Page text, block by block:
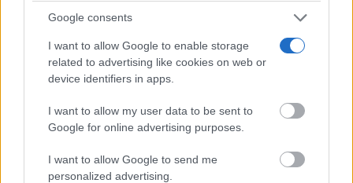
Google consents
I want to allow Google to enable storage
related to advertising like cookies on web or
device identifiers in apps.
I want to allow my user data to be sent to
Google for online advertising purposes.
I want to allow Google to send me
personalized advertising.
Lujo con carácter